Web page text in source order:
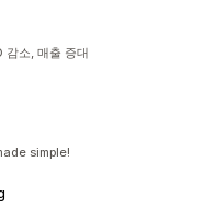
소, 매출 증대
simple!